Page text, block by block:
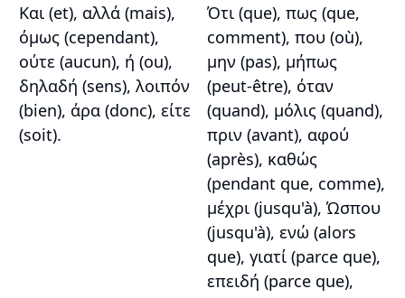
Και (et), αλλά (mais),
όμως (cependant),
ούτε (aucun), ή (ou),
δηλαδή (sens), λοιπόν
(bien), άρα (donc), είτε
(soit).
Ότι (que), πως (que,
comment), που (où),
μην (pas), μήπως
(peut-être), όταν
(quand), μόλις (quand),
πριν (avant), αφού
(après), καθώς
(pendant que, comme),
μέχρι (jusqu'à), Ώσπου
(jusqu'à), ενώ (alors
que), γιατί (parce que),
επειδή (parce que),